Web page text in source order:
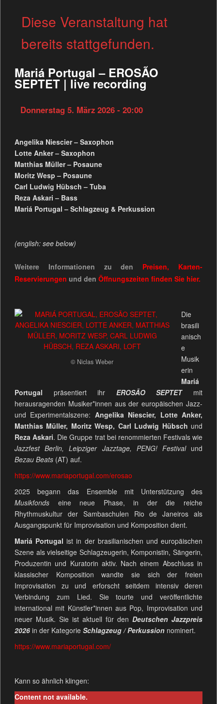
Diese Veranstaltung hat
bereits stattgefunden.
Mariá Portugal – EROSÃO
SEPTET | live recording
Donnerstag 5. März 2026 - 20:00
Angelika Niescier – Saxophon
Lotte Anker – Saxophon
Matthias Müller – Posaune
Moritz Wesp – Posaune
Carl Ludwig Hübsch – Tuba
Reza Askari – Bass
Mariá Portugal – Schlagzeug & Perkussion
(english: see below)
Weitere Informationen zu den Preisen, Karten-
Reservierungen und den Öffnungszeiten finden Sie hier.
© Niclas Weber
Die
brasili
anisch
e
Musik
erin
Mariá
Portugal präsentiert ihr EROSÃO SEPTET
mit
herausragenden Musiker*innen aus der europäischen Jazz-
und Experimentalszene: Angelika Niescier, Lotte Anker,
Matthias Müller, Moritz Wesp, Carl Ludwig Hübsch und
Reza Askari. Die Gruppe trat bei renommierten Festivals wie
Jazzfest Berlin, Leipziger Jazztage, PENG! Festivalund
Bezau Beats(AT) auf.
https://www.mariaportugal.com/erosao
2025 begann das Ensemble mit Unterstützung des
Musikfondseine neue Phase, in der die reiche
Rhythmuskultur der Sambaschulen Rio de Janeiros als
Ausgangspunkt für Improvisation und Komposition dient.
Mariá Portugal ist in der brasilianischen und europäischen
Szene als vielseitige Schlagzeugerin, Komponistin, Sängerin,
Produzentin und Kuratorin aktiv. Nach einem Abschluss in
klassischer Komposition wandte sie sich der freien
Improvisation zu und erforscht seitdem intensiv deren
Verbindung zum Lied. Sie tourte und veröffentlichte
international mit Künstler*innen aus Pop, Improvisation und
neuer Musik. Sie ist aktuell für denDeutschen Jazzpreis
2026 in der Kategorie Schlagzeug / Perkussion nominert.
https://www.mariaportugal.com/
Kann so ähnlich klingen:
Content not available.